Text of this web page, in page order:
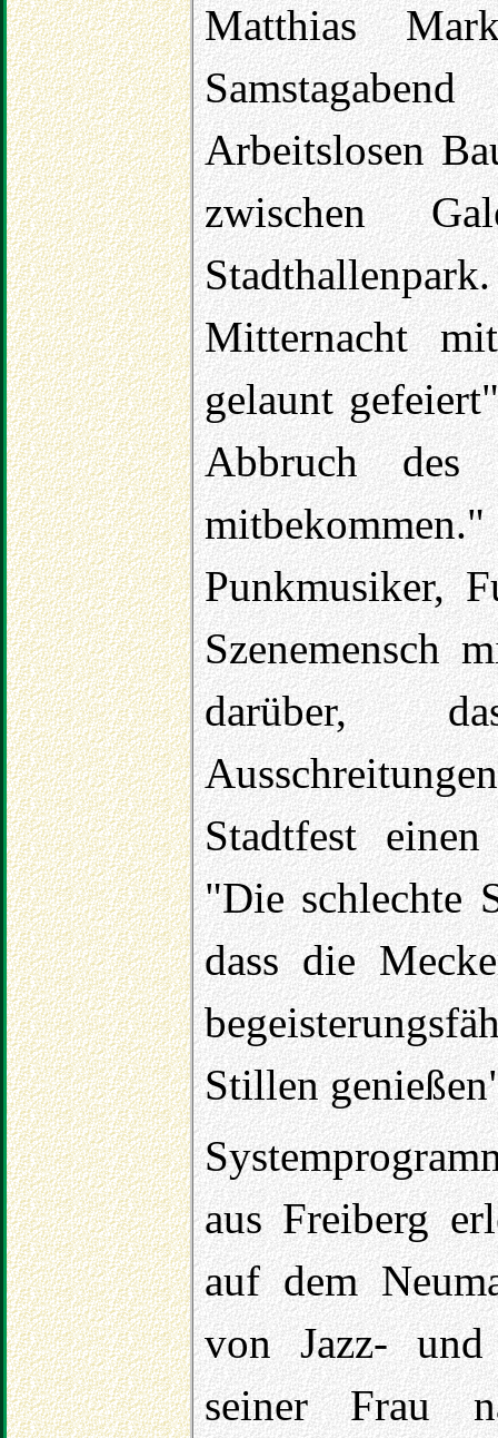
Matthias
Arbeitslosen
zwischen
Mitternacht
gelaunt
Abbruch des
Punkmusiker,
Szenemensch
darüber,
Stadtfest
"Die schlechte
dass die
Stillen
aus Freiberg
auf dem
von Jazz-
seiner Frau